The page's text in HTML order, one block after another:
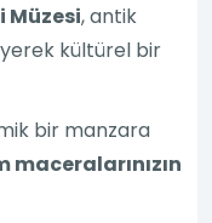
Müzesi, antik
kültürel bir
bir manzara
maceralarınızın